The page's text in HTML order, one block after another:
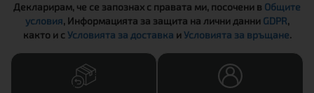
Декларирам, че се запознах с правата ми, посочени в Общите
условия, Информацията за защита на лични данни GDPR,
както и сУсловията за доставка иУсловията за връщане.